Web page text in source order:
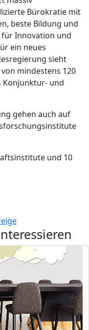
Bürokratie mit
beste Bildung und
für Innovation und
ein neues
sieht
mindestens 120
Konjunktur- und
gehen auch auf
und 10